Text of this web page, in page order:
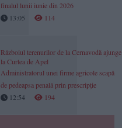
finalul lunii iunie din 2026
13:05
114
Războiul terenurilor de la Cernavodă ajunge
la Curtea de Apel
Administratorul unei firme agricole scapă
de pedeapsa penală prin prescripție
12:54
194